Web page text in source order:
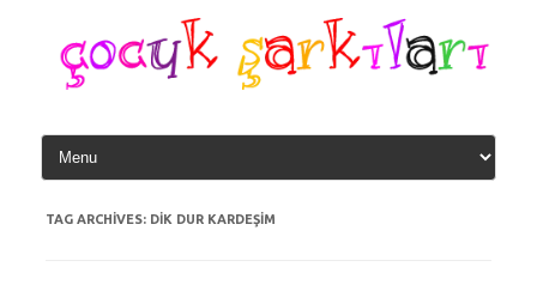
content
TAG ARCHIVES: DIK DUR KARDEŞIM